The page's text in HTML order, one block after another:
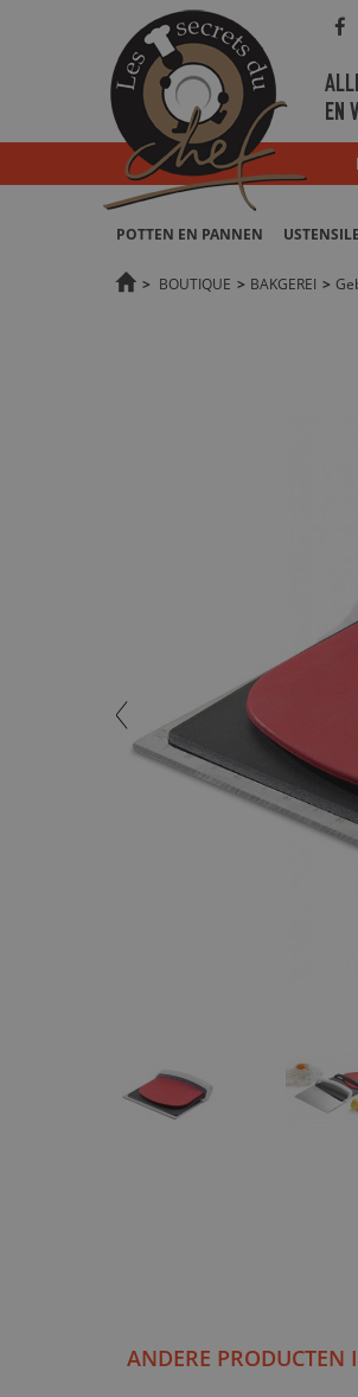
EN
POTTEN EN PANNEN
> BOUTIQUE > BAKGEREI >
ANDERE PRODUCTEN